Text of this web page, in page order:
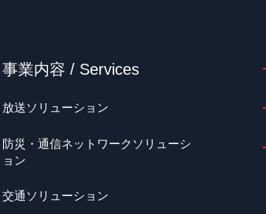
事業内容 / Services
放送ソリューション
防災・通信ネットワークソリューシ
ョン
交通ソリューション